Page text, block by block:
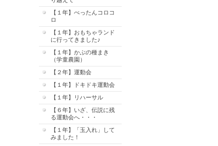
【１年】ぺったんコロコ
ロ
【１年】おもちゃランド
に行ってきました♪
【１年】かぶの種まき
（学童農園）
【２年】運動会
【１年】ドキドキ運動会
【１年】リハーサル
【６年】いざ、伝説に残
る運動会へ・・・
【１年】「玉入れ」して
みました！